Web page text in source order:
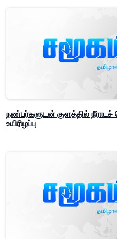
நண்பர்களுடன் குளத்தில் நீராடச்
உயிரிழப்பு